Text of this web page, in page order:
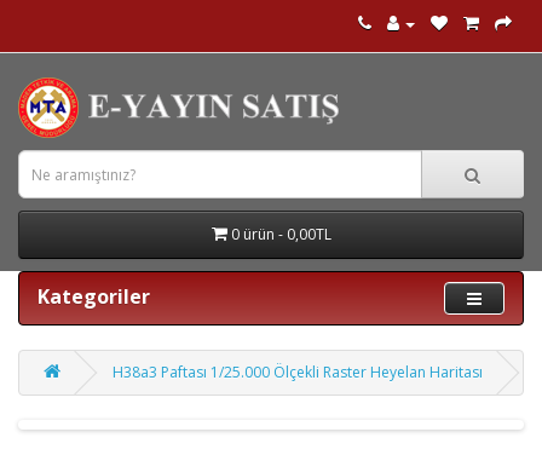
0 ürün - 0,00TL
Kategoriler
H38a3 Paftası 1/25.000 Ölçekli Raster Heyelan Haritası